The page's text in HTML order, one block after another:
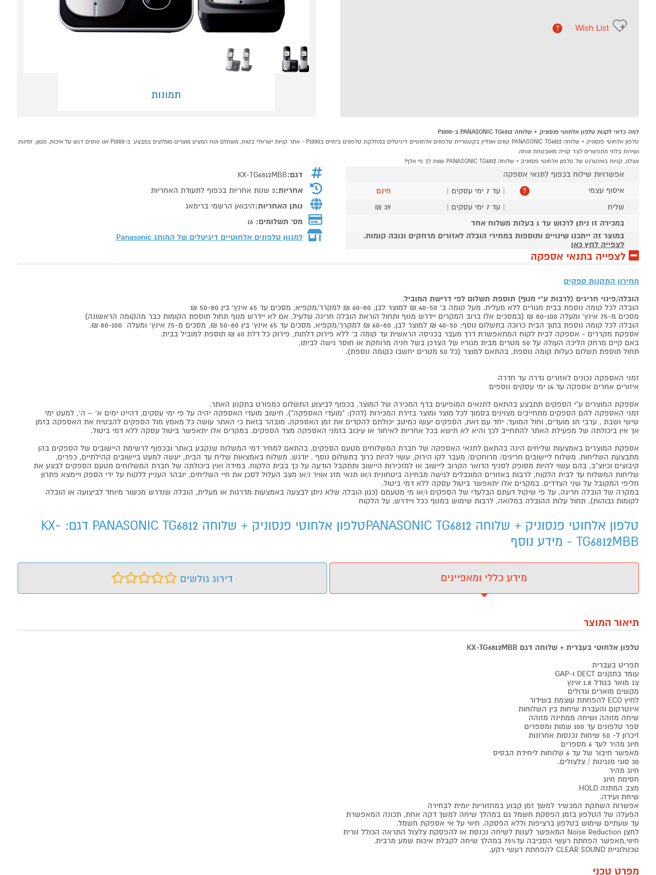
תמונות
Wish List
?
למה כדאי לקנות טלפון אלחוטי פנסוניק + שלוחה PANASONIC TG6812 ב-P1000
טלפון אלחוטי פנסוניק + שלוחה PANASONIC TG6812 קונים אונליין בקטגוריית טלפונים אלחוטיים דיגיטלים במחלקת טלפונים ביתיים בP1000 - אתר קניות ישראלי בטוח, משתלם ונוח המציע מוצרים מומלצים במבצע. ב-P1000 אנו נותנים דגש על איכות, מגוון, זמינות
ושירות בלתי מתפשרים לצד קנייה מאובטחת ונוחה.
אצלנו, קניות באינטרנט של טלפון אלחוטי פנסוניק + שלוחה PANASONIC TG6812 שוות לך פי אלף!
אפשרויות שילוח בכפוף לתנאי אספקה
איסוף עצמי
? | עד 7 ימי עסקים |
חינם
שליח
| עד 7 ימי עסקים |
39 ₪
במכירה זו ניתן לרכוש עד 1 בעלות משלוח אחד
במוצר זה ייתכנו שינויים ותוספות במחירי הובלה לאזורים מרחקים וגובה קומות.
לצפייה לחץ כאן
דגם:KX-TG6812MBB
אחריות:3 שנות אחריות בכפוף לתעודת האחריות
נותן האחריות:היבואן הרשמי ברימאג
מס' תשלומים: 16
למגוון טלפונים אלחוטיים דיגיטלים של המותג Panasonic
לצפייה בתנאי אספקה
מחירון התקנות ספקים
הובלה/פינוי חריגים (לרבות ע"י מנוף) תוספת תשלום לפי דרישת המוביל.
הובלה לכל קומה נוספת בבית מגורים ללא מעלית. מעל קומה ב' 40-50 ₪ למוצר לבן, 60-80 ₪ למקרר/מקפיא, מסכים עד 65 אינץ' בין 50-80 ₪
מסכים מ-75 אינץ' ומעלה 80-100 ₪ (במסכים אלו ברוב המקרים יידרש מנוף ותחול הוראת הובלה חריגה שלעיל. אם לא יידרש מנוף תחול תוספת הקומות כבר מהקומה הראשונה)
הובלה לכל קומה נוספת בתוך הבית כרוכה בתשלום נוסף: 40-50 ₪ למוצר לבן, 60-80 ₪ למקרר/מקפיא, מסכים עד 65 אינץ' בין 50-80 ₪, מסכים מ-75 אינץ' ומעלה 80-100 ₪.
אספקת מקררים - אספקה לבית לקוח המתאפשרת דרך מעבר בכניסה הראשית עד קומה ב' ללא פירוק דלתות, פירוק כל דלת 60 ₪ תוספת למוביל בבית.
באם קיים מרחק הליכה העולה על 50 מטרים מבית מגוריו של הצרכן בשל חניה מרוחקת או חוסר גישה לביתו,
תחול תוספת תשלום כעלות קומה נוספת, בהתאם למוצר (כל 50 מטרים יחשבו כקומה נוספת).
זמני האספקה נכונים לאזורים גדרה עד חדרה
איזורים אחרים אספקה עד 14 ימי עסקים נוספים
אספקת המוצרים ע"י הספקים תתבצע בהתאם לתנאים המופיעים בדף המכירה של המוצר, בכפוף לביצוע התשלום כמפורט בתקנון האתר.
זמני האספקה להם הספקים מתחייבים מצוינים בסמוך לכל מוצר ומוצר בזירת המכירות (להלן: "מועדי האספקה"). חישוב מועדי האספקה יהיה על פי ימי עסקים, דהיינו ימים א' – ה', למעט ימי
שישי ושבת , ערבי חג מועדים, וחול המועד. יחד עם זאת, הספקים יעשו כמיטב יכולתם להקדים את זמן האספקה. מובהר בזאת כי האתר עושה כל מאמץ מול הספקים להבטיח את האספקה בזמן
אך אין ביכולתה של מפעילת האתר להתחייב לכך והיא לא תישא בכל אחריות לאיחור או עיכוב בזמני האספקה מצד הספקים. במקרים אלו יתאפשר ביטול עסקה ללא דמי ביטול.
אספקת המוצרים באמצעות שליחים הינה בהתאם לתנאי האספקה של חברת המשלוחים מטעם הספקים, בהתאם למחיר דמי המשלוח שנקבע באתר ובכפוף לרשימת היישובים של הספקים בהן
מתבצעת השליחות. משלוח ליישובים חריגים/ מרוחקים/ מעבר לקו הירוק, עשוי להיות כרוך בתשלום נוסף . יודגש, משלוח באמצאות שליח עד הבית, יעשה למעט ביישובים קהילתיים, כפרים,
קיבוצים וכיוצ"ב, בהם עשוי להיות מסופק לסניף הדואר הקרוב ליישוב או למזכירות היישוב ותתקבל הודעה על כך בבית הלקוח. במידה ואין ביכולתה של חברת המשלוחים מטעם הספקים לבצע את
שליחות המשלוח עד לבית הלקוח, לרבות באזורים המוגבלים לגישה מבחינה ביטחונית ו/או תנאי מזג אוויר ו/או מצב העלול לסכן את חיי השליחים, יובהר העניין ללקוח על ידי הספק ויימצא פתרון
חליפי המקובל על שני הצדדים. במקרים אלו יתאפשר ביטול עסקה ללא דמי ביטול.
במקרה של הובלה חריגה, על פי שיקול דעתם הבלעדי של הספקים ו/או מי מטעמם (כגון הובלה שלא ניתן לבצעה באמצעות מדרגות או מעלית, הובלה שנדרש מכשור מיוחד לביצועה או הובלה
לקומות גבוהות), תחול עלות ההובלה במלואה, לרבות שימוש במנוף ככל ויידרש, על הלקוח
טלפון אלחוטי פנסוניק + שלוחה PANASONIC TG6812טלפון אלחוטי פנסוניק + שלוחה PANASONIC TG6812 דגם: KX-
TG6812MBB - מידע נוסף
מידע כללי ומאפיינים דירוג גולשים
תיאור המוצר
טלפון אלחוטי בעברית + שלוחה דגם KX-TG6812MBB
תפריט בעברית
עומד בתקנים DECT ו-GAP
צג מואר בגודל 1.8 אינץ
מקשים מוארים וגדולים
לחיץ ECO להפחתת עוצמת בשידור
אינטרקום והעברת שיחות בין השלוחות
שיחה מזוהה ושיחה ממתינה מזוהה
ספר טלפונים עד 100 שמות ומספרים
זיכרון ל- 50 שיחות נכנסות אחרונות
חיוג מהיר לעד 6 מספרים
מאפשר חיבור של עד 6 שלוחות ליחידת הבסיס
30 סוגי מנגינות / צלצולים.
חיוג מהיר
חסימת חיוג
מצב המתנה HOLD
שיחת ועידה.
אפשרות השתקת המכשיר למשך זמן קבוע במחזוריות יומית לבחירה
הפעלה של הטלפון בזמן הפסקת חשמל גם במהלך שיחה למשך דקה אחת, תכונה המאפשרת
עד שעתיים שימוש בטלפון ברציפות וללא הפסקה, חיווי על אי אספקת חשמל.
לחצן Noise Reduction המאפשר לענות לשיחה נכנסת או להפסקת צלצול התראה הכולל נורית
חיווי,מאפשר הפחתת רעשי הסביבה עד75% במהלך שיחה לקבלת איכות שמע מרבית.
טכנולוגיית CLEAR SOUND להפחתת רעשי רקע.
מפרט טכני